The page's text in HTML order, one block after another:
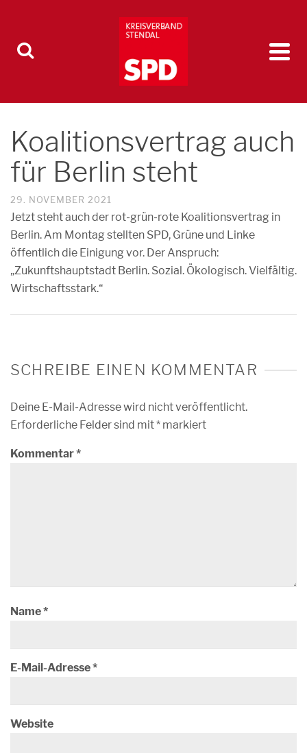
Koalitionsvertrag auch
für Berlin steht
29. NOVEMBER 2021
Jetzt steht auch der rot-grün-rote Koalitionsvertrag in
Berlin. Am Montag stellten SPD, Grüne und Linke
öffentlich die Einigung vor. Der Anspruch:
„Zukunftshauptstadt Berlin. Sozial. Ökologisch. Vielfältig.
Wirtschaftsstark.“
SCHREIBE EINEN KOMMENTAR
Deine E-Mail-Adresse wird nicht veröffentlicht.
Erforderliche Felder sind mit* markiert
Kommentar*
Name*
E-Mail-Adresse*
Website